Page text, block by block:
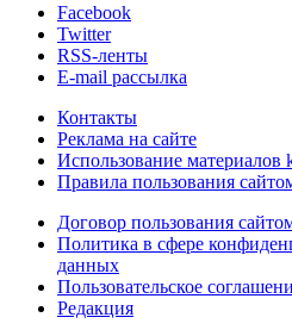
Facebook
Twitter
RSS-ленты
E-mail рассылка
Контакты
Реклама на сайте
Использование материалов
Правила пользования
Договор пользования
Политика в сфере
данных
Пользовательское
Редакция